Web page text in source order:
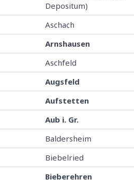
Depositum)
Aschach
Arnshausen
Aschfeld
Augsfeld
Aufstetten
Aub i. Gr.
Baldersheim
Biebelried
Bieberehren